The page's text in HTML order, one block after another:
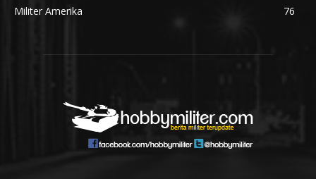
Militer Amerika
76